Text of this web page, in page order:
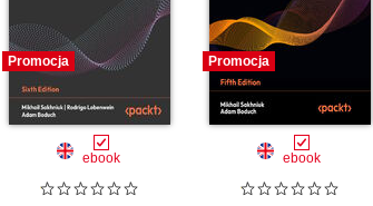
Promocja
ebook
Promocja
ebook